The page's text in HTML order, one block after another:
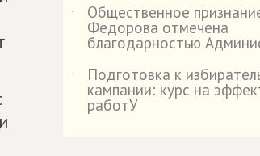
˙
Общественное
Федорова отмечена
благодарностью
˙
Подготовка к
кампании: курс на
работУ